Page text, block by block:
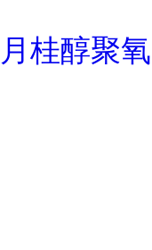
月桂醇聚